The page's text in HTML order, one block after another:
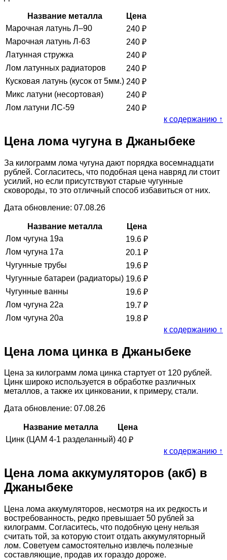
Название металла
Цена
Марочная латунь Л–90
240 ₽
Марочная латунь Л-63
240 ₽
Латунная стружка
240 ₽
Лом латунных радиаторов
240 ₽
Кусковая латунь (кусок от 5мм.) 240 ₽
Микс латуни (несортовая)
240 ₽
Лом латуни ЛС-59
240 ₽
к содержанию ↑
Цена лома чугуна в Джаныбеке
За килограмм лома чугуна дают порядка восемнадцати
рублей. Согласитесь, что подобная цена навряд ли стоит
усилий, но если присутствуют старые чугунные
сковороды, то это отличный способ избавиться от них.
Дата обновление: 07.08.26
Название металла
Цена
Лом чугуна 19а
19.6 ₽
Лом чугуна 17а
20.1 ₽
Чугунные трубы
19.6 ₽
Чугунные батареи (радиаторы) 19.6 ₽
Чугунные ванны
19.6 ₽
Лом чугуна 22а
19.7 ₽
Лом чугуна 20а
19.8 ₽
к содержанию ↑
Цена лома цинка в Джаныбеке
Цена за килограмм лома цинка стартует от 120 рублей.
Цинк широко используется в обработке различных
металлов, а также их цинковании, к примеру, стали.
Дата обновление: 07.08.26
Название металла
Цена
Цинк (ЦАМ 4-1 разделанный) 40 ₽
к содержанию ↑
Цена лома аккумуляторов (акб) в
Джаныбеке
Цена лома аккумуляторов, несмотря на их редкость и
востребованность, редко превышает 50 рублей за
килограмм. Согласитесь, что подобную цену нельзя
считать той, за которую стоит отдать аккумуляторный
лом. Советуем самостоятельно извлечь полезные
составляющие, продав их гораздо дороже.